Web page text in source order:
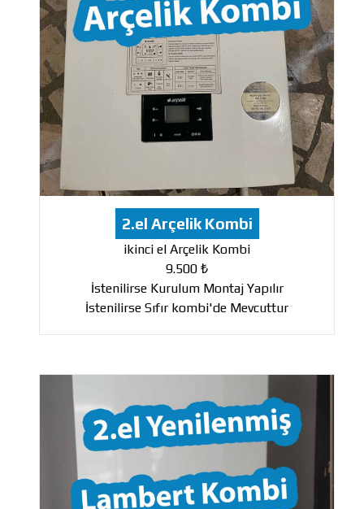
2.el Arçelik Kombi
ikinci el Arçelik Kombi
9.500 ₺
İstenilirse Kurulum Montaj Yapılır
İstenilirse Sıfır kombi'de Mevcuttur